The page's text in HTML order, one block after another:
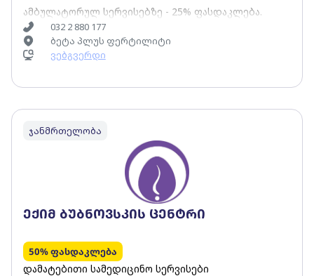
ამბულატორულ სერვისებზე - 25% ფასდაკლება.
032 2 880 177
ბეტა პლუს ფერტილიტი
ვებგვერდი
ჯანმრთელობა
ექიმ ბუბნოვსკის ცენტრი
50% ფასდაკლება
დამატებითი სამედიცინო სერვისები